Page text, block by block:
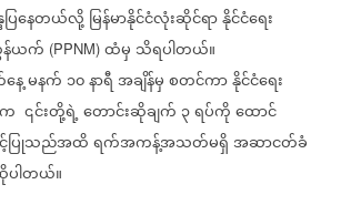
ပြနေတယ်လို့မြန်မာနိုင်ငံလုံးဆိုင်ရာနိုင်ငံရေး
ယက် (PPNM) ထံမှ သိရပါတယ်။
ေ့မနက် ၁၀နာရီအချိန်မှစတင်ကာနိုင်ငံရေး
၎င်းတို့ရဲ့တောင်းဆိုချက် ၃ရပ်ကိုထောင်
ပြုသည်အထိရက်အကန့်အသတ်မရှိအဆာငတ်ခံ
ါတယ်။